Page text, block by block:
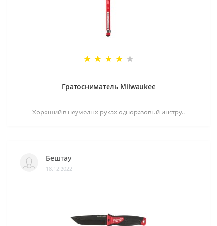
Гратосниматель Milwaukee
Хороший в неумелых руках одноразовый инстру..
Бештау
18.12.2022